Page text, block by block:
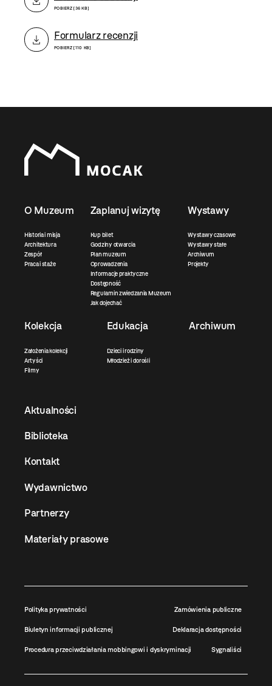
POBIERZ [36 KB]
Formularz recenzji
POBIERZ [110 KB]
O Muzeum
Historia i misja
Architektura
Zespół
Praca i staże
Zaplanuj wizytę
Kup bilet
Godziny otwarcia
Plan muzeum
Oprowadzenia
Informacje praktyczne
Dostępność
Regulamin zwiedzania Muzeum
Jak dojechać
Wystawy
Wystawy czasowe
Wystawy stałe
Archiwum
Projekty
Kolekcja
Założenia kolekcji
Artyści
Filmy
Edukacja
Dzieci i rodziny
Młodzież i dorośli
Archiwum
Aktualności
Biblioteka
Kontakt
Wydawnictwo
Partnerzy
Materiały prasowe
Polityka prywatności Zamówienia publiczne
Biuletyn informacji publicznej Deklaracja dostępności
Procedura przeciwdziałania mobbingowi i dyskryminacji Sygnaliści